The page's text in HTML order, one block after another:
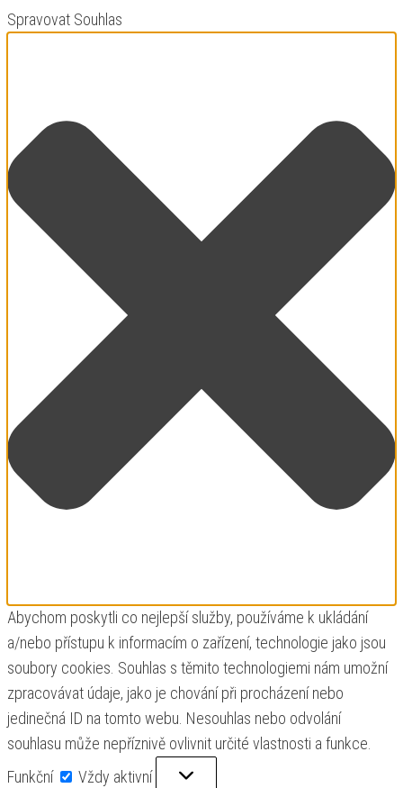
Spravovat Souhlas
Abychom poskytli co nejlepší služby, používáme k ukládání
a/nebo přístupu k informacím o zařízení, technologie jako jsou
soubory cookies. Souhlas s těmito technologiemi nám umožní
zpracovávat údaje, jako je chování při procházení nebo
jedinečná ID na tomto webu. Nesouhlas nebo odvolání
souhlasu může nepříznivě ovlivnit určité vlastnosti a funkce.
Funkční
Funkční
Vždy aktivní